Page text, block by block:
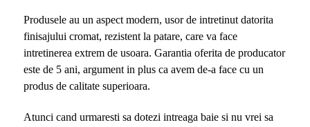
Produsele au un aspect modern, usor de intretinut datorita
finisajului cromat, rezistent la patare, care va face
intretinerea extrem de usoara. Garantia oferita de producator
este de 5 ani, argument in plus ca avem de-a face cu un
produs de calitate superioara.
Atunci cand urmaresti sa dotezi intreaga baie si nu vrei sa